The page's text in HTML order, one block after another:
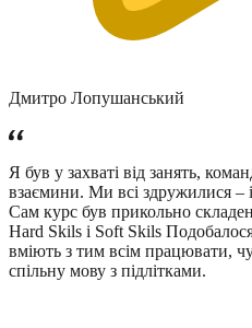
Дмитро Лопушанський
Я був у захваті від занять,
взаємини. Ми всі здружилися –
Сам курс був прикольно
Hard Skils і Soft Skils
вміють з тим всім працювати,
спільну мову з підлітками.